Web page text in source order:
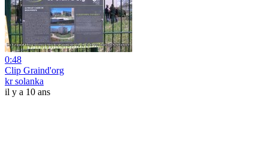
0:48
Clip Graind'org
kr solanka
il y a 10 ans